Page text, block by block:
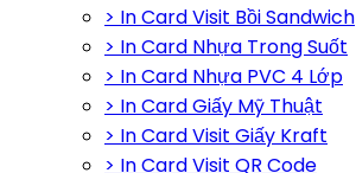
> In Card Visit Bồi Sandwich
> In Card Nhựa Trong Suốt
> In Card Nhựa PVC 4 Lớp
> In Card Giấy Mỹ Thuật
> In Card Visit Giấy Kraft
> In Card Visit QR Code